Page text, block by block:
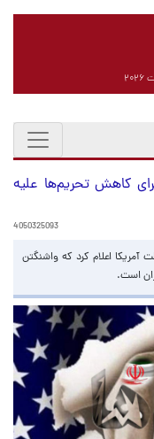
کاهش تحریم‌ها علیه
4050325093
اعلام کرد که واشنگتن
است.